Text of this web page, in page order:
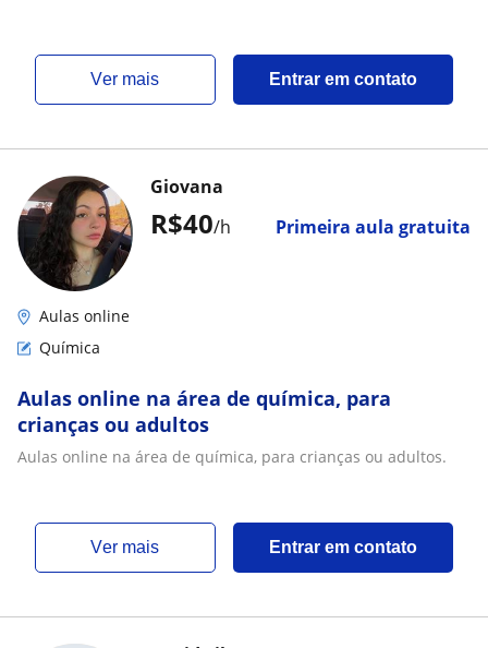
ver mais Entrar em contato
R$40/h Primeira aula gratuita
Giovana
Aulas online
Química
Aulas online na área de química, para
crianças ou adultos
Aulas online na área de química, para crianças ou adultos.
ver mais Entrar em contato